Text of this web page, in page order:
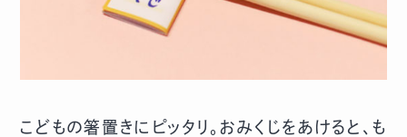
こどもの箸置きにピッタリ。おみくじをあけると、も